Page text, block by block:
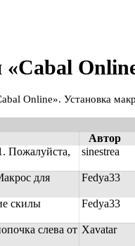
Online». Установка
Автор
Пожалуйста,
sinestrea
для
Fedya33
скилы
Fedya33
слева от Xavatar